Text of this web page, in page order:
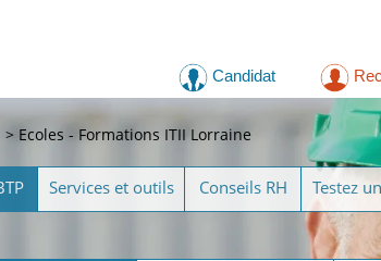
Candidat
> Ecoles - Formations ITII Lorraine
Services et outils Conseils RH Testez